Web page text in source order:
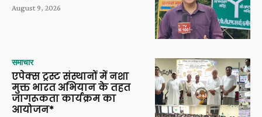
August 9, 2026
समाचार
एपेक्स ट्रस्ट संस्थानों में नशा
मुक्त भारत अभियान के तहत
जागरूकता कार्यक्रम का
आयोजन*